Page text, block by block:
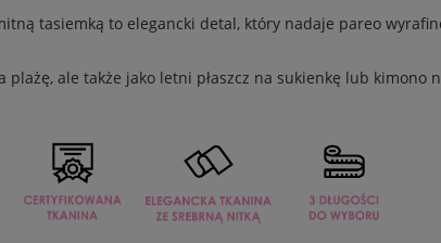
tasiemką to elegancki detal, który nadaje pareo
ale także jako letni płaszcz na sukienkę lub kimono